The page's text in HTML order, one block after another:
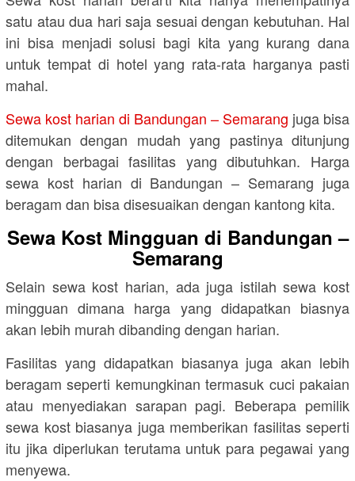
satu atau dua hari saja sesuai dengan kebutuhan. Hal
ini bisa menjadi solusi bagi kita yang kurang dana
untuk tempat di hotel yang rata-rata harganya pasti
mahal.
Sewa kost harian di Bandungan – Semarang juga bisa
ditemukan dengan mudah yang pastinya ditunjung
dengan berbagai fasilitas yang dibutuhkan. Harga
sewa kost harian di Bandungan – Semarang juga
beragam dan bisa disesuaikan dengan kantong kita.
Sewa Kost Mingguan di Bandungan –
Semarang
Selain sewa kost harian, ada juga istilah sewa kost
mingguan dimana harga yang didapatkan biasnya
akan lebih murah dibanding dengan harian.
Fasilitas yang didapatkan biasanya juga akan lebih
beragam seperti kemungkinan termasuk cuci pakaian
atau menyediakan sarapan pagi. Beberapa pemilik
sewa kost biasanya juga memberikan fasilitas seperti
itu jika diperlukan terutama untuk para pegawai yang
menyewa.